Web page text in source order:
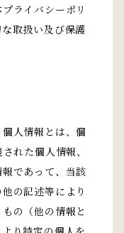
ライバシーポリ
取扱い及び保護
人情報とは、個
れた個人情報、
であって、当該
の記述等により
の（他の情報と